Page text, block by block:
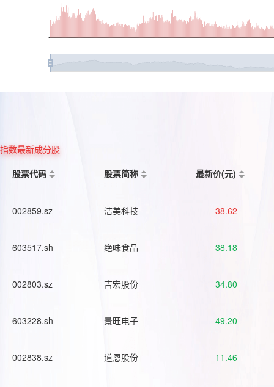
指数最新成分股
股票代码
股票简称 最新价(元)
002859.sz 洁美科技 38.62
603517.sh 绝味食品 38.18
002803.sz 吉宏股份 34.80
603228.sh 景旺电子 49.20
002838.sz 道恩股份 11.46